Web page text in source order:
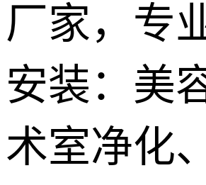
厂家，专
安装：美
术室净化
护理设备带
走廊扶手
手术室净化
修配件